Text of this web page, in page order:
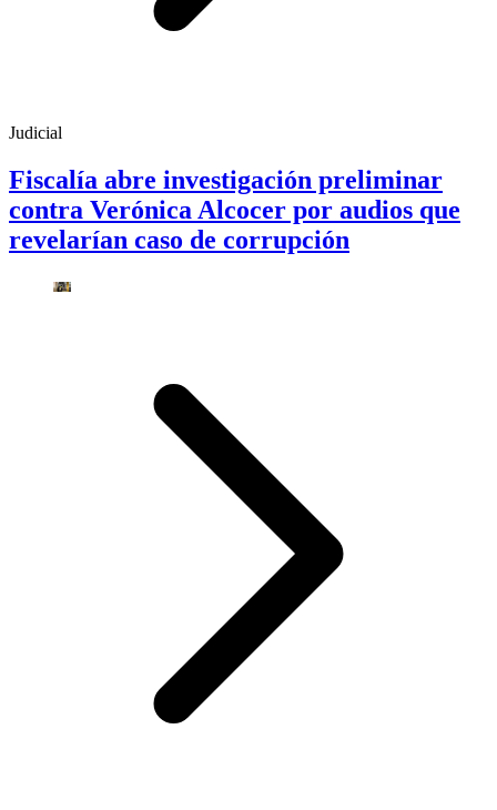
Judicial
Fiscalía abre investigación preliminar
contra Verónica Alcocer por audios que
revelarían caso de corrupción